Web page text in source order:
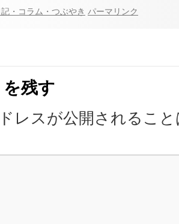
記・コラム・つぶやき パーマリンク
残す
レスが公開されるこ